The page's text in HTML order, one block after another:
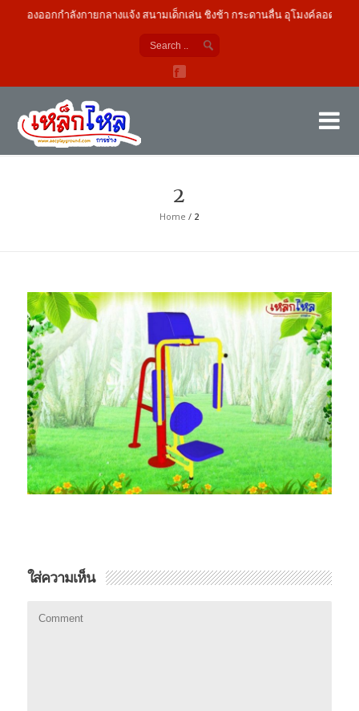
เครื่องออกกำลังกายกลางแจ้ง สนามเด็กเล่น ชิงช้า กระดานลื่น อุโมงค์ลอด
2
Home / 2
ใส่ความเห็น